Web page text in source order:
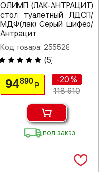
ОЛИМП (ЛАК-АНТРАЦИТ)
стол туалетный ЛДСП/
МДФ(лак) Серый шифер/
Антрацит
Код товара: 255528
(5)
94890 Р
-20 %
118 610
под заказ